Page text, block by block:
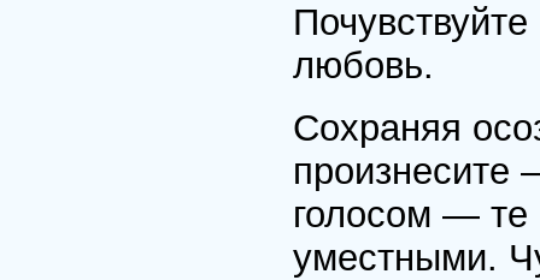
любовь.
Сохраняя
голосом — те
уместными.